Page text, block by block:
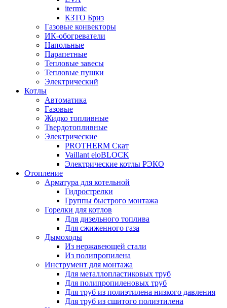
itermic
КЗТО Бриз
Газовые конвекторы
ИК-обогреватели
Напольные
Парапетные
Тепловые завесы
Тепловые пушки
Электрический
Котлы
Автоматика
Газовые
Жидко топливные
Твердотопливные
Электрические
PROTHERM Скат
Vaillant eloBLOCK
Электрические котлы РЭКО
Отопление
Арматура для котельной
Гидрострелки
Группы быстрого монтажа
Горелки для котлов
Для дизельного топлива
Для сжиженного газа
Дымоходы
Из нержавеющей стали
Из полипропилена
Инструмент для монтажа
Для металлопластиковых труб
Для полипропиленовых труб
Для труб из полиэтилена низкого давления
Для труб из сшитого полиэтилена